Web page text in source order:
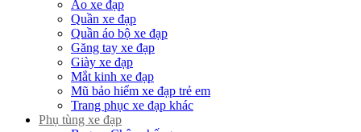
Áo xe đạp
Quần xe đạp
Quần áo bộ xe đạp
Găng tay xe đạp
Giày xe đạp
Mắt kinh xe đạp
Mũ bảo hiểm xe đạp trẻ em
Trang phục xe đạp khác
Phụ tùng xe đạp